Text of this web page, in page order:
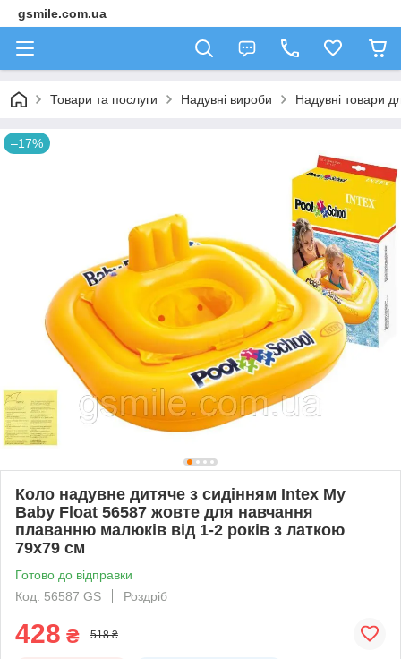
gsmile.com.ua
Товари та послуги Надувні вироби Надувні товари
–17%
Коло надувне дитяче з сидінням Intex My
Baby Float 56587 жовте для навчання
плаванню малюків від 1-2 років з латкою
79х79 см
Готово до відправки
Код: 56587 GS
Роздріб
428 ₴ 518 ₴